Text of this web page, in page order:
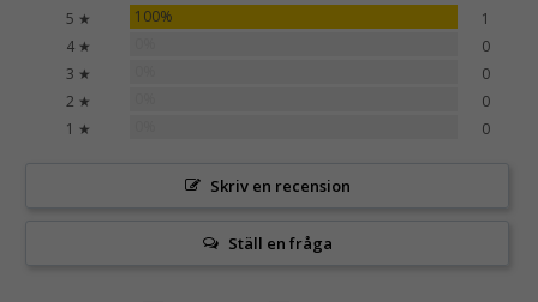
5 ★ 100%
1
4 ★
0
3 ★
0
2 ★
0
1 ★
0
Skriv en recension
Ställ en fråga